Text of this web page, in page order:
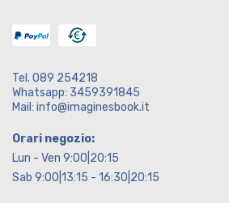
Tel. 089 254218
Whatsapp: 3459391845
Mail: info@imaginesbook.it
Orari negozio:
Lun - Ven 9:00|20:15
Sab 9:00|13:15 - 16:30|20:15